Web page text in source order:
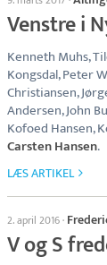
Venstre i
Kenneth Muhs,
Kongsdal, Peter
Christiansen,
Andersen, John
Kofoed Hansen,
Carsten Hansen.
LÆS ARTIKEL
2. april 2016·
V og S